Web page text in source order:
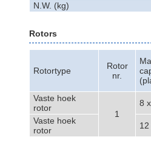
N.W. (kg)
Rotors
Rotortype
Rotor
nr.
Vaste hoek
rotor
1
8
Vaste hoek
rotor
12